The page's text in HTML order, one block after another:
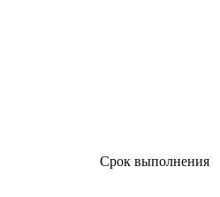
Срок выполнения